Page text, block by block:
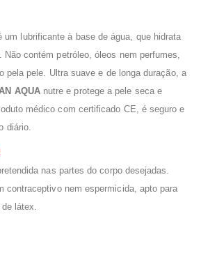
um lubrificante à base de água, que hidrata
Não contém petróleo, óleos nem perfumes,
pela pele. Ultra suave e de longa duração, a
AQUAnutre e protege a pele seca e
médico com certificado CE, é seguro e
diário.
nas partes do corpo desejadas.
contraceptivo nem espermicida, apto para
látex.